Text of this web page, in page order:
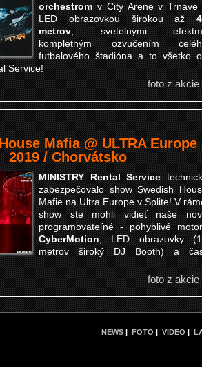
orchestromv City Arene v Trnave
LED obrazovkou širokou až
metrov, svetelnými
kompletným ozvučením
futbalového štadióna a to všetko
Service!
foto z akcie
Mafia @ ULTRA Europe
2019 / Chorvátsko
MINISTRY Rental Service
zabezpečovalo show Swedish
Mafie na Ultra Europe v Splite! V
show ste mohli vidieť naše
programovateľné - pohyblivé
CyberMotion, LED obrazovky
metrov široký DJ Booth) a
foto z akcie
NEWS | FOTO | VIDEO |